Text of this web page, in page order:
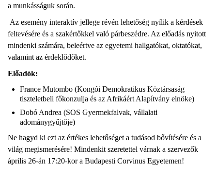
a munkásságuk során.
Az esemény interaktív jellege révén lehetőség nyílik a kérdések
feltevésére és a szakértőkkel való párbeszédre. Az előadás nyitott
mindenki számára, beleértve az egyetemi hallgatókat, oktatókat,
valamint az érdeklődőket.
Előadók:
France Mutombo (Kongói Demokratikus Köztársaság
tiszteletbeli főkonzulja és az Afrikáért Alapítvány elnöke)
Dobó Andrea (SOS Gyermekfalvak, vállalati
adománygyűjtője)
Ne hagyd ki ezt az értékes lehetőséget a tudásod bővítésére és a
világ megismerésére! Mindenkit szeretettel várnak a szervezők
április 26-án 17:20-kor a Budapesti Corvinus Egyetemen!